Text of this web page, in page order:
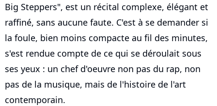
Big Steppers", est un récital complexe, élégant et
raffiné, sans aucune faute. C'est à se demander si
la foule, bien moins compacte au fil des minutes,
s'est rendue compte de ce qui se déroulait sous
ses yeux : un chef d'oeuvre non pas du rap, non
pas de la musique, mais de l'histoire de l'art
contemporain.